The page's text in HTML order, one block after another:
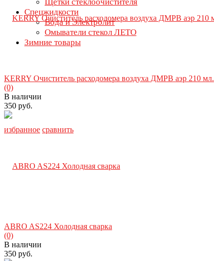
Спецжидкости
Вода и Электролит
Омыватели стекол ЛЕТО
Зимние товары
избранное сравнить
KERRY Очиститель расходомера воздуха ДМРВ аэр 210 мл.
(0)
В наличии
350 руб.
ABRO AS224 Холодная сварка
(0)
В наличии
350 руб.